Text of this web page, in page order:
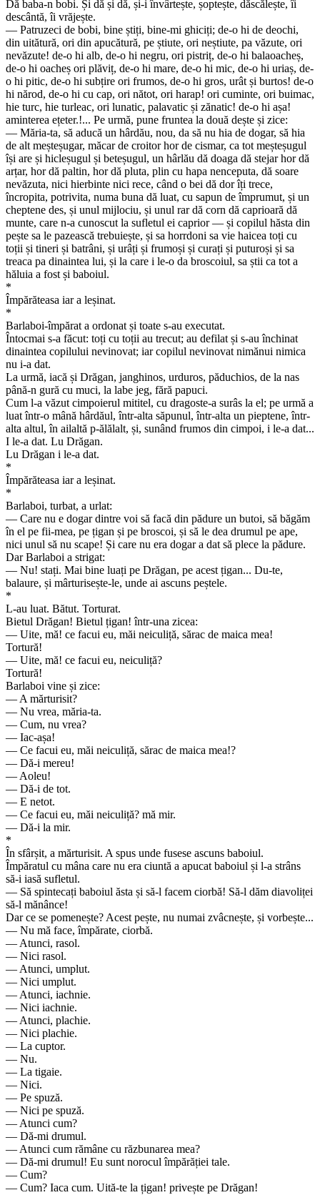
Dă baba-n bobi. Și dă și dă, și-i învârtește, șoptește, dăscălește, îi
descântă, îi vrăjește.
— Patruzeci de bobi, bine știți, bine-mi ghiciți; de-o hi de deochi,
din uitătură, ori din apucătură, pe știute, ori neștiute, pa văzute, ori
nevăzute! de-o hi alb, de-o hi negru, ori pistriț, de-o hi balaoacheș,
de-o hi oacheș ori plăviț, de-o hi mare, de-o hi mic, de-o hi uriaș, de-
o hi pitic, de-o hi subțire ori frumos, de-o hi gros, urât și burtos! de-o
hi nărod, de-o hi cu cap, ori nătot, ori harap! ori cuminte, ori buimac,
hie turc, hie turleac, ori lunatic, palavatic și zănatic! de-o hi așa!
aminterea ețeter.!... Pe urmă, pune fruntea la două dește și zice:
— Măria-ta, să aducă un hârdău, nou, da să nu hia de dogar, să hia
de alt meșteșugar, măcar de croitor hor de cismar, ca tot meșteșugul
își are și hicleșugul și beteșugul, un hârlău dă doaga dă stejar hor dă
arțar, hor dă paltin, hor dă pluta, plin cu hapa nenceputa, dă soare
nevăzuta, nici hierbinte nici rece, când o bei dă dor îți trece,
încropita, potrivita, numa buna dă luat, cu sapun de împrumut, și un
cheptene des, și unul mijlociu, și unul rar dă corn dă caprioară dă
munte, care n-a cunoscut la sufletul ei caprior — și copilul hăsta din
pește sa le pazească trebuiește, și sa horrdoni sa vie haicea toți cu
toții și tineri și batrâni, și urâți și frumoși și curați și puturoși și sa
treaca pa dinaintea lui, și la care i le-o da broscoiul, sa știi ca tot a
hăluia a fost și baboiul.
*
Împărăteasa iar a leșinat.
*
Barlaboi-împărat a ordonat și toate s-au executat.
Întocmai s-a făcut: toți cu toții au trecut; au defilat și s-au închinat
dinaintea copilului nevinovat; iar copilul nevinovat nimănui nimica
nu i-a dat.
La urmă, iacă și Drăgan, janghinos, urduros, păduchios, de la nas
până-n gură cu muci, la labe jeg, fără papuci.
Cum l-a văzut cimpoierul mititel, cu dragoste-a surâs la el; pe urmă a
luat într-o mână hârdăul, într-alta săpunul, într-alta un pieptene, într-
alta altul, în ailaltă p-ălălalt, și, sunând frumos din cimpoi, i le-a dat...
I le-a dat. Lu Drăgan.
Lu Drăgan i le-a dat.
*
Împărăteasa iar a leșinat.
*
Barlaboi, turbat, a urlat:
— Care nu e dogar dintre voi să facă din pădure un butoi, să băgăm
în el pe fii-mea, pe țigan și pe broscoi, și să le dea drumul pe ape,
nici unul să nu scape! Și care nu era dogar a dat să plece la pădure.
Dar Barlaboi a strigat:
— Nu! stați. Mai bine luați pe Drăgan, pe acest țigan... Du-te,
balaure, și mârturisește-le, unde ai ascuns peștele.
*
L-au luat. Bătut. Torturat.
Bietul Drăgan! Bietul țigan! într-una zicea:
— Uite, mă! ce facui eu, măi neiculiță, sărac de maica mea!
Tortură!
— Uite, mă! ce facui eu, neiculiță?
Tortură!
Barlaboi vine și zice:
— A mărturisit?
— Nu vrea, măria-ta.
— Cum, nu vrea?
— Iac-așa!
— Ce facui eu, măi neiculiță, sărac de maica mea!?
— Dă-i mereu!
— Aoleu!
— Dă-i de tot.
— E netot.
— Ce facui eu, măi neiculiță? mă mir.
— Dă-i la mir.
*
În sfârșit, a mărturisit. A spus unde fusese ascuns baboiul.
Împăratul cu mâna care nu era ciuntă a apucat baboiul și l-a strâns
să-i iasă sufletul.
— Să spintecați baboiul ăsta și să-l facem ciorbă! Să-l dăm diavoliței
să-l mănânce!
Dar ce se pomenește? Acest pește, nu numai zvâcnește, și vorbește...
— Nu mă face, împărate, ciorbă.
— Atunci, rasol.
— Nici rasol.
— Atunci, umplut.
— Nici umplut.
— Atunci, iachnie.
— Nici iachnie.
— Atunci, plachie.
— Nici plachie.
— La cuptor.
— Nu.
— La tigaie.
— Nici.
— Pe spuză.
— Nici pe spuză.
— Atunci cum?
— Dă-mi drumul.
— Atunci cum rămâne cu răzbunarea mea?
— Dă-mi drumul! Eu sunt norocul împărăției tale.
— Cum?
— Cum? Iaca cum. Uită-te la țigan! privește pe Drăgan!